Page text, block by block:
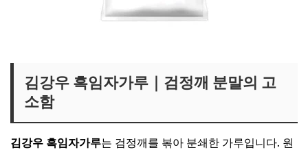
김강우 흑임자가루｜검정깨 분말의 고
소함
김강우 흑임자가루는 검정깨를 볶아 분쇄한 가루입니다. 원